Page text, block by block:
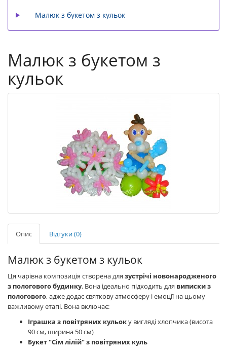
Малюк з букетом з кульок
Малюк з букетом з
кульок
Опис Відгуки (0)
Малюк з букетом з кульок
Ця чарівна композиція створена для зустрічі новонародженого
з пологового будинку. Вона ідеально підходить для виписки з
пологового, адже додає святкову атмосферу і емоції на цьому
важливому етапі. Вона включає:
Іграшка з повітряних кульоку вигляді хлопчика (висота
90 см, ширина 50 см)
Букет "Сім лілій" з повітряних куль